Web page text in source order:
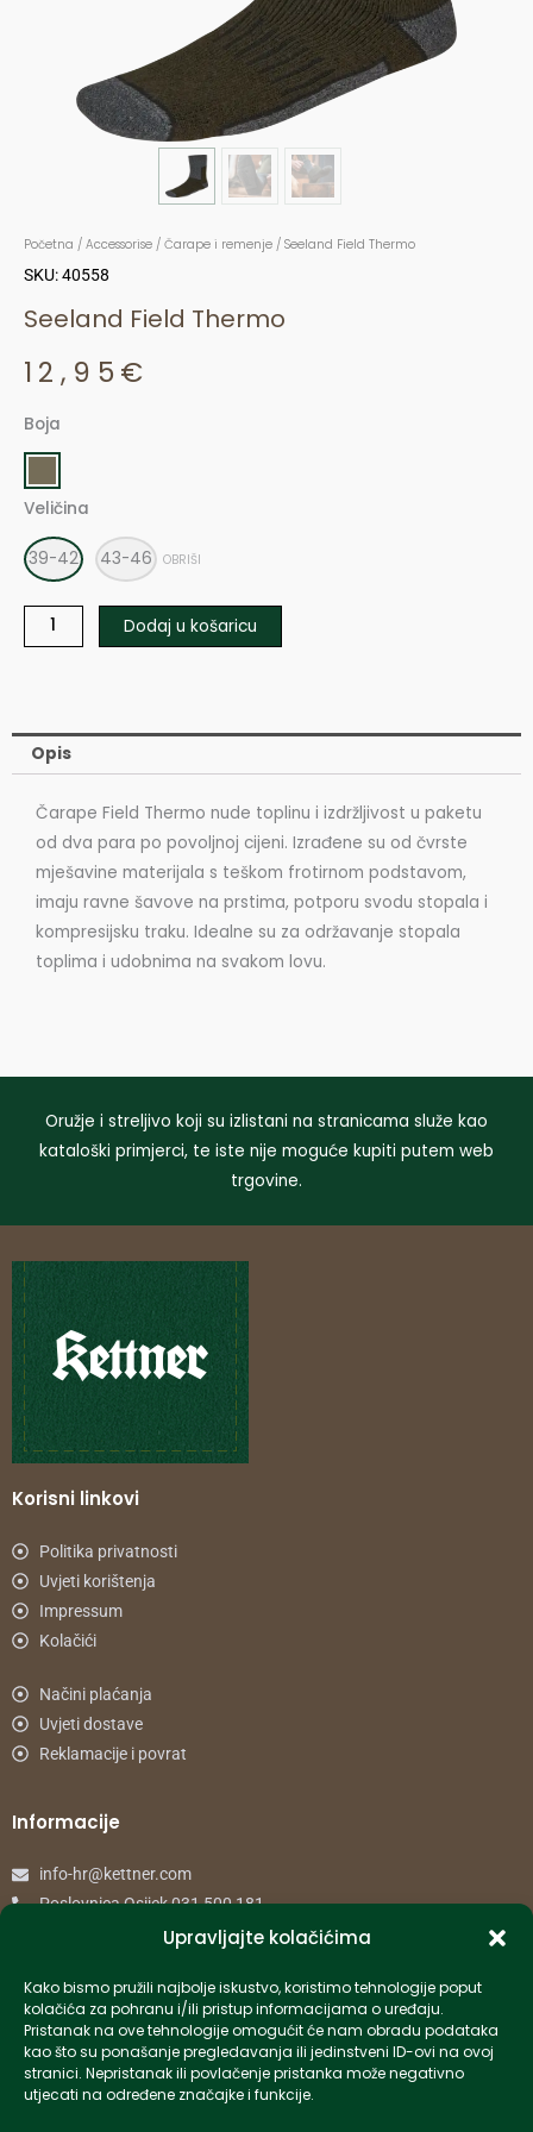
Upravljajte kolačićima
Kako bismo pružili najbolje iskustvo, koristimo tehnologije poput
kolačića za pohranu i/ili pristup informacijama o uređaju.
Pristanak na ove tehnologije omogućit će nam obradu podataka
kao što su ponašanje pregledavanja ili jedinstveni ID-ovi na ovoj
stranici. Nepristanak ili povlačenje pristanka može negativno
utjecati na određene značajke i funkcije.
Početna / Accessorise / Čarape i remenje / Seeland Field Thermo
SKU: 40558
Seeland Field Thermo
12,95 €
Boja
Veličina
39-42 43-46 OBRIŠI
Seeland
Thermo
Dodaj u košaricu
Opis
Čarape Field Thermo nude toplinu i izdržljivost u paketu
od dva para po povoljnoj cijeni. Izrađene su od čvrste
mješavine materijala s teškom frotirnom podstavom,
imaju ravne šavove na prstima, potporu svodu stopala i
kompresijsku traku. Idealne su za održavanje stopala
toplima i udobnima na svakom lovu.
Oružje i streljivo koji su izlistani na stranicama služe kao
kataloški primjerci, te iste nije moguće kupiti putem web
trgovine.
Korisni linkovi
Politika privatnosti
Uvjeti korištenja
Impressum
Kolačići
Načini plaćanja
Uvjeti dostave
Reklamacije i povrat
Informacije
info-hr@kettner.com
Poslovnica Osijek 031 500 181
Poslovnica Zagreb 01 7798 900
© 2024 Kettner. Sva prava pridržana.